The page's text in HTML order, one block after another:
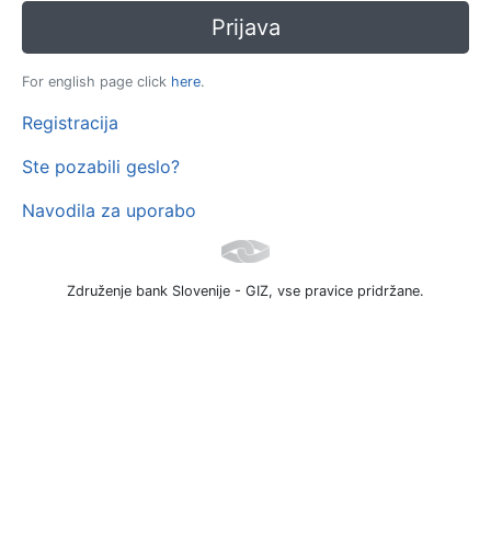
For english page click here.
Registracija
Ste pozabili geslo?
Navodila za uporabo
Združenje bank Slovenije - GIZ, vse pravice pridržane.